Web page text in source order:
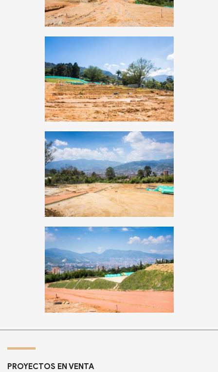
PROYECTOS EN VENTA